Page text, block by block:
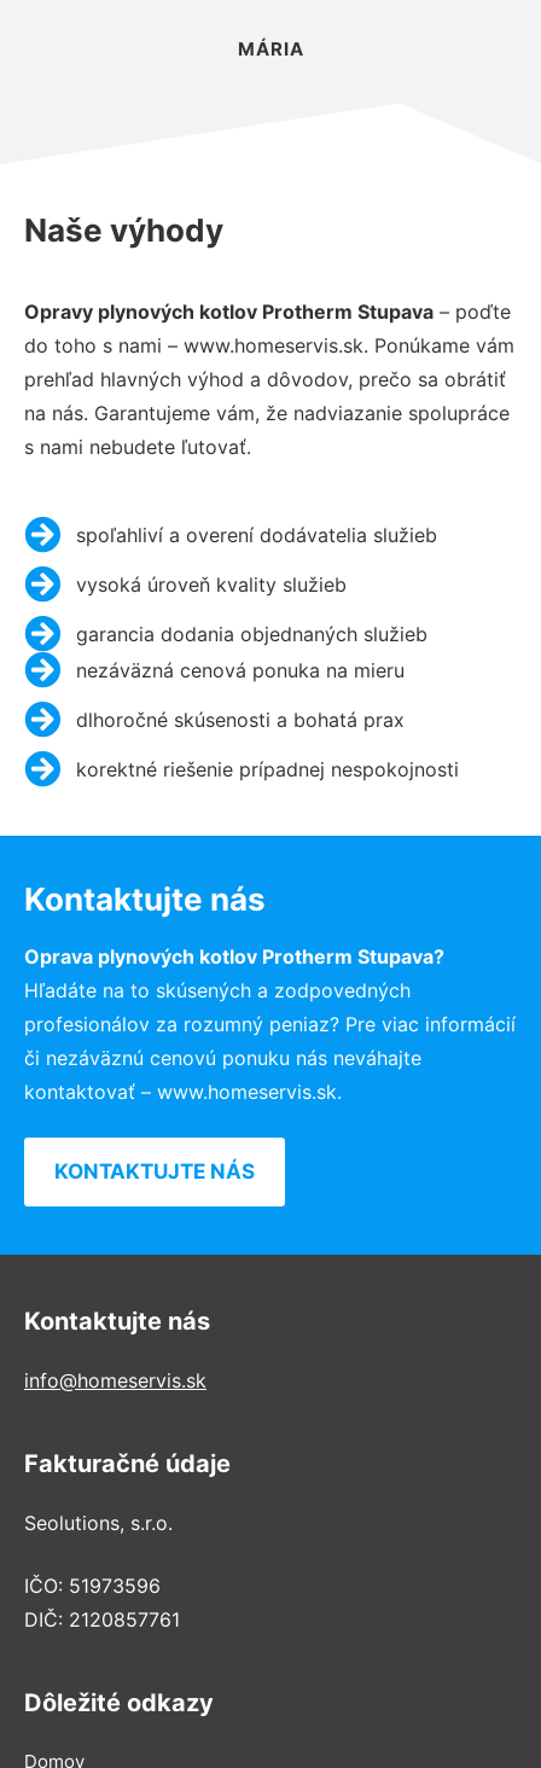
MÁRIA
Naše výhody
Opravy plynových kotlov Protherm Stupava – poďte
do toho s nami – www.homeservis.sk. Ponúkame vám
prehľad hlavných výhod a dôvodov, prečo sa obrátiť
na nás. Garantujeme vám, že nadviazanie spolupráce
s nami nebudete ľutovať.
spoľahliví a overení dodávatelia služieb
vysoká úroveň kvality služieb
garancia dodania objednaných služieb
nezáväzná cenová ponuka na mieru
dlhoročné skúsenosti a bohatá prax
korektné riešenie prípadnej nespokojnosti
Kontaktujte nás
Oprava plynových kotlov Protherm Stupava?
Hľadáte na to skúsených a zodpovedných
profesionálov za rozumný peniaz? Pre viac informácií
či nezáväznú cenovú ponuku nás neváhajte
kontaktovať – www.homeservis.sk.
KONTAKTUJTE NÁS
Kontaktujte nás
info@homeservis.sk
Fakturačné údaje
Seolutions, s.r.o.
IČO: 51973596
DIČ: 2120857761
Dôležité odkazy
Domov